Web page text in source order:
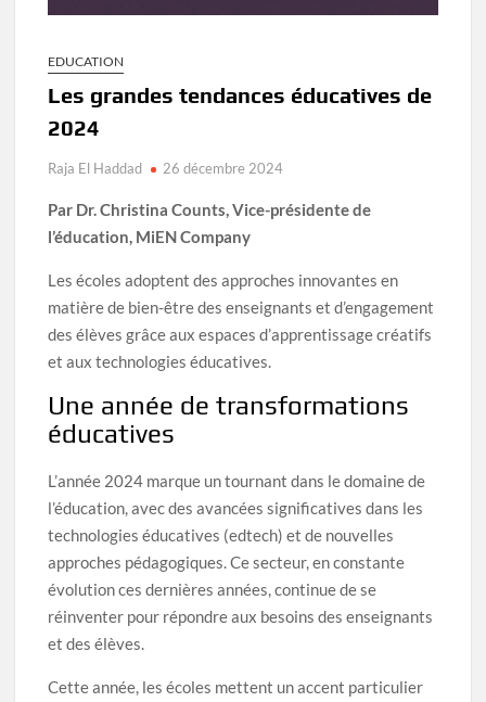
EDUCATION
Les grandes tendances éducatives de
2024
Raja El Haddad 26 décembre 2024
Par Dr. Christina Counts, Vice-présidente de
l’éducation, MiEN Company
Les écoles adoptent des approches innovantes en
matière de bien-être des enseignants et d’engagement
des élèves grâce aux espaces d’apprentissage créatifs
et aux technologies éducatives.
Une année de transformations
éducatives
L’année 2024 marque un tournant dans le domaine de
l’éducation, avec des avancées significatives dans les
technologies éducatives (edtech) et de nouvelles
approches pédagogiques. Ce secteur, en constante
évolution ces dernières années, continue de se
réinventer pour répondre aux besoins des enseignants
et des élèves.
Cette année, les écoles mettent un accent particulier